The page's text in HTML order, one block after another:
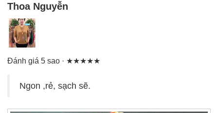
Thoa Nguyễn
Đánh giá 5 sao · ★★★★★
Ngon ,rẻ, sạch sẽ.